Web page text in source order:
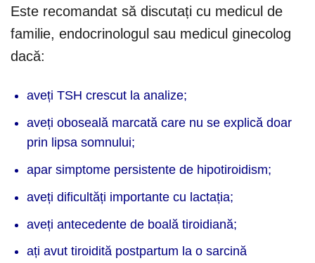
Este recomandat să discutați cu medicul de
familie, endocrinologul sau medicul ginecolog
dacă:
aveți TSH crescut la analize;
aveți oboseală marcată care nu se explică doar
prin lipsa somnului;
apar simptome persistente de hipotiroidism;
aveți dificultăți importante cu lactația;
aveți antecedente de boală tiroidiană;
ați avut tiroidită postpartum la o sarcină